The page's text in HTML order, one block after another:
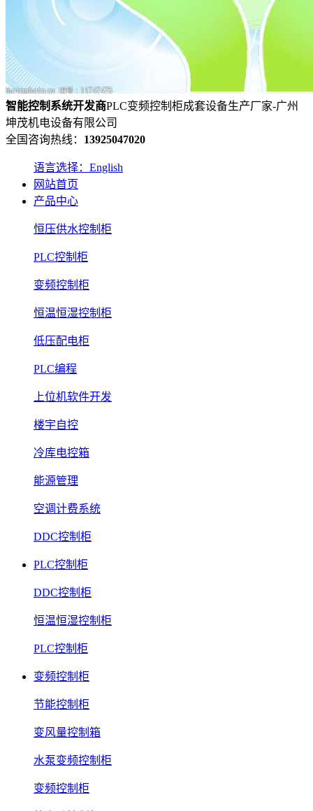
智能控制系统开发商PLC变频控制柜成套设备生产厂家-广州
坤茂机电设备有限公司
全国咨询热线： 13925047020
语言选择：English
网站首页
产品中心
恒压供水控制柜
PLC控制柜
变频控制柜
恒温恒湿控制柜
低压配电柜
PLC编程
上位机软件开发
楼宇自控
冷库电控箱
能源管理
空调计费系统
DDC控制柜
PLC控制柜
DDC控制柜
恒温恒湿控制柜
PLC控制柜
变频控制柜
节能控制柜
变风量控制箱
水泵变频控制柜
变频控制柜